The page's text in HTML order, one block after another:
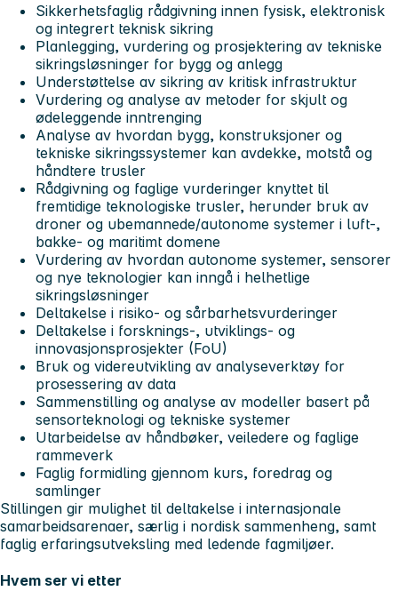
Sikkerhetsfaglig rådgivning innen fysisk, elektronisk
og integrert teknisk sikring
Planlegging, vurdering og prosjektering av tekniske
sikringsløsninger for bygg og anlegg
Understøttelse av sikring av kritisk infrastruktur
Vurdering og analyse av metoder for skjult og
ødeleggende inntrenging
Analyse av hvordan bygg, konstruksjoner og
tekniske sikringssystemer kan avdekke, motstå og
håndtere trusler
Rådgivning og faglige vurderinger knyttet til
fremtidige teknologiske trusler, herunder bruk av
droner og ubemannede/autonome systemer i luft-,
bakke- og maritimt domene
Vurdering av hvordan autonome systemer, sensorer
og nye teknologier kan inngå i helhetlige
sikringsløsninger
Deltakelse i risiko- og sårbarhetsvurderinger
Deltakelse i forsknings-, utviklings- og
innovasjonsprosjekter (FoU)
Bruk og videreutvikling av analyseverktøy for
prosessering av data
Sammenstilling og analyse av modeller basert på
sensorteknologi og tekniske systemer
Utarbeidelse av håndbøker, veiledere og faglige
rammeverk
Faglig formidling gjennom kurs, foredrag og
samlinger
Stillingen gir mulighet til deltakelse i internasjonale
samarbeidsarenaer, særlig i nordisk sammenheng, samt
faglig erfaringsutveksling med ledende fagmiljøer.
Hvem ser vi etter